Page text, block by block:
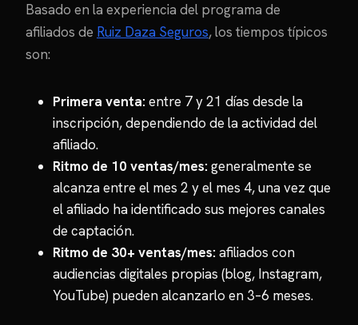
Basado en la experiencia del programa de
afiliados de Ruiz Daza Seguros, los tiempos típicos
son:
Primera venta:entre 7 y 21 días desde la
inscripción, dependiendo de la actividad del
afiliado.
Ritmo de 10 ventas/mes:generalmente se
alcanza entre el mes 2 y el mes 4, una vez que
el afiliado ha identificado sus mejores canales
de captación.
Ritmo de 30+ ventas/mes:afiliados con
audiencias digitales propias (blog, Instagram,
YouTube) pueden alcanzarlo en 3–6 meses.